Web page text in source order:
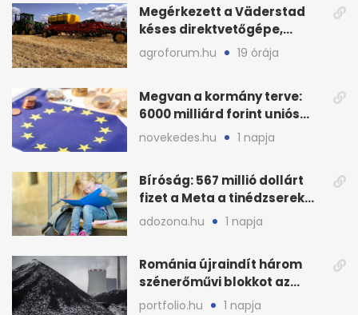
Megérkezett a Väderstad
késes direktvetőgépe,
bemutatón is látható
agroforum.hu 19 órája
Megvan a kormány terve:
6000 milliárd forint uniós
pénz sorsa
novekedes.hu 1 napja
Bíróság: 567 millió dollárt
fizet a Meta a tinédzserek
védelmére
adozona.hu 1 napja
Románia újraindít három
szénerőművi blokkot az
áramellátás stabilizálására
portfolio.hu 1 napja